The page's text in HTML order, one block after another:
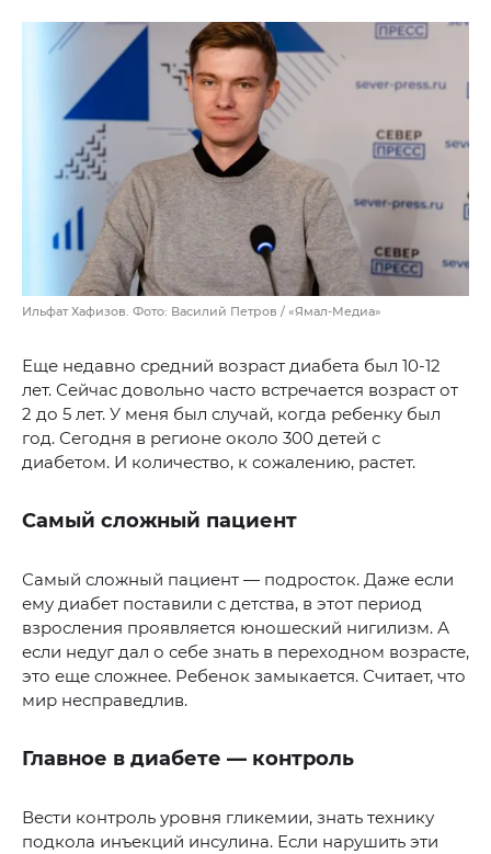
Ильфат Хафизов. Фото: Василий Петров / «Ямал-Медиа»
Еще недавно средний возраст диабета был 10-12
лет. Сейчас довольно часто встречается возраст от
2 до 5 лет. У меня был случай, когда ребенку был
год. Сегодня в регионе около 300 детей с
диабетом. И количество, к сожалению, растет.
Самый сложный пациент
Самый сложный пациент — подросток. Даже если
ему диабет поставили с детства, в этот период
взросления проявляется юношеский нигилизм. А
если недуг дал о себе знать в переходном возрасте,
это еще сложнее. Ребенок замыкается. Считает, что
мир несправедлив.
Главное в диабете — контроль
Вести контроль уровня гликемии, знать технику
подкола инъекций инсулина. Если нарушить эти